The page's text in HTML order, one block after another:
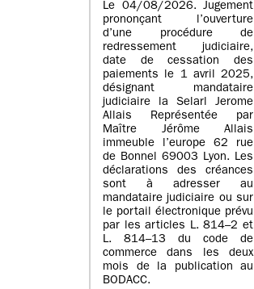
Le 04/08/2026. Jugement
prononçant l’ouverture
d’une procédure de
redressement judiciaire,
date de cessation des
paiements le 1 avril 2025,
désignant mandataire
judiciaire la Selarl Jerome
Allais Représentée par
Maître Jérôme Allais
immeuble l’europe 62 rue
de Bonnel 69003 Lyon. Les
déclarations des créances
sont à adresser au
mandataire judiciaire ou sur
le portail électronique prévu
par les articles L. 814–2 et
L. 814–13 du code de
commerce dans les deux
mois de la publication au
BODACC.